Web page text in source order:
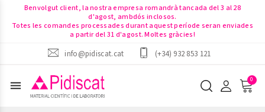
Benvolgut client, la nostra empresa romandrà tancada del 3 al 28
d'agost, ambdós inclosos.
Totes les comandes processades durant aquest període seran enviades
a partir del 31 d'agost. Moltes gràcies!
info@pidiscat.cat
(+34) 932 853 121
menu